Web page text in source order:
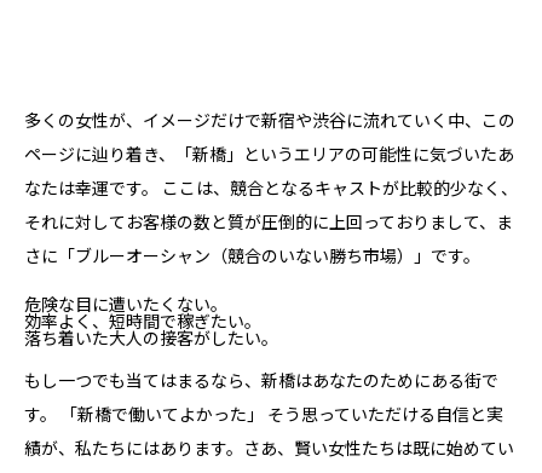
多くの女性が、イメージだけで新宿や渋谷に流れていく中、この
ページに辿り着き、「新橋」というエリアの可能性に気づいたあ
なたは幸運です。 ここは、競合となるキャストが比較的少なく、
それに対してお客様の数と質が圧倒的に上回っておりまして、ま
さに「ブルーオーシャン（競合のいない勝ち市場）」です。
危険な目に遭いたくない。
効率よく、短時間で稼ぎたい。
落ち着いた大人の接客がしたい。
もし一つでも当てはまるなら、新橋はあなたのためにある街で
す。 「新橋で働いてよかった」 そう思っていただける自信と実
績が、私たちにはあります。さあ、賢い女性たちは既に始めてい